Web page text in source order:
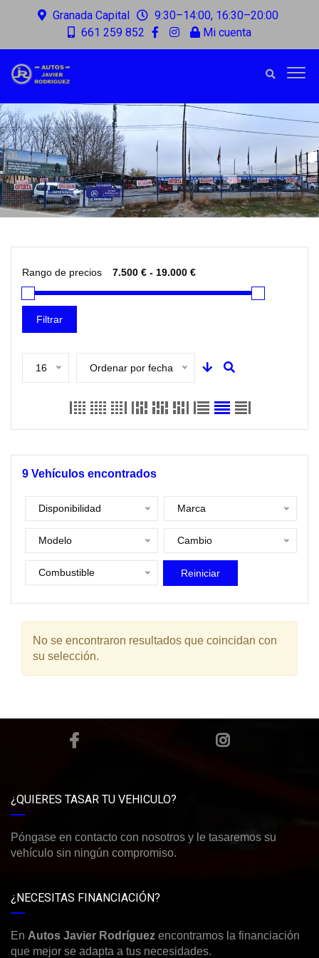
Granada Capital
9:30–14:00, 16:30–20:00
661 259 852
Mi cuenta
Rango de precios
Filtrar
16 Ordenar por fecha
9 Vehículos encontrados
Disponibilidad Marca
Modelo Cambio
Combustible Reiniciar
No se encontraron resultados que coincidan con
su selección.
¿QUIERES TASAR TU VEHICULO?
Póngase en contacto con nosotros y le tasaremos su
vehículo sin ningún compromiso.
¿NECESITAS FINANCIACIÓN?
En Autos Javier Rodríguez encontramos la financiación
que mejor se adapta a tus necesidades.